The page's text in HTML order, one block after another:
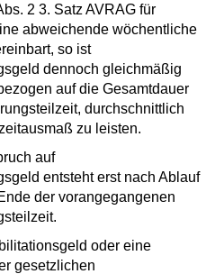
2 3. Satz AVRAG für
abweichende wöchentliche
so ist
dennoch gleichmäßig
auf die Gesamtdauer
durchschnittlich
zu leisten.
auf
entsteht erst nach Ablauf
der vorangegangenen
oder eine
gesetzlichen